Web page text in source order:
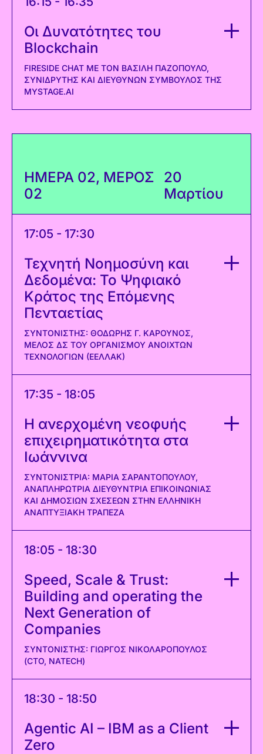
Οι Δυνατότητες του
Blockchain
FIRESIDE CHAT ΜΕ ΤΟΝ ΒΑΣΊΛΗ ΠΑΖΌΠΟΥΛΟ,
ΣΥΝΙΔΡΥΤΉΣ ΚΑΙ ΔΙΕΥΘΎΝΩΝ ΣΎΜΒΟΥΛΟΣ ΤΗΣ
MYSTAGE.AI
ΗΜΕΡΑ 02, ΜΕΡΟΣ
02
20
Μαρτίου
17:05 - 17:30
Τεχνητή Νοημοσύνη και
Δεδομένα: Το Ψηφιακό
Κράτος της Επόμενης
Πενταετίας
ΣΥΝΤΟΝΙΣΤΉΣ: ΘΟΔΩΡΉΣ Γ. ΚΑΡΟΎΝΟΣ,
ΜΈΛΟΣ ΔΣ ΤΟΥ ΟΡΓΑΝΙΣΜΟΎ ΑΝΟΙΧΤΏΝ
ΤΕΧΝΟΛΟΓΙΏΝ (ΕΕΛΛΑΚ)
17:35 - 18:05
Η ανερχομένη νεοφυής
επιχειρηματικότητα στα
Ιωάννινα
ΣΥΝΤΟΝΊΣΤΡΙΑ: ΜΑΡΊΑ ΣΑΡΑΝΤΟΠΟΎΛΟΥ,
ΑΝΑΠΛΗΡΏΤΡΙΑ ΔΙΕΥΘΎΝΤΡΙΑ ΕΠΙΚΟΙΝΩΝΊΑΣ
ΚΑΙ ΔΗΜΟΣΊΩΝ ΣΧΈΣΕΩΝ ΣΤΗΝ ΕΛΛΗΝΙΚΉ
ΑΝΑΠΤΥΞΙΑΚΉ ΤΡΆΠΕΖΑ
18:05 - 18:30
Speed, Scale & Trust:
Building and operating the
Next Generation of
Companies
ΣΥΝΤΟΝΙΣΤΉΣ: ΓΙΏΡΓΟΣ ΝΙΚΟΛΆΡΟΠΟΥΛΟΣ
(CTO, NATECH)
18:30 - 18:50
Agentic AI – IBM as a Client
Zero